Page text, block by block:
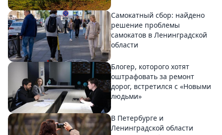
Самокатный сбор: найдено
решение проблемы
самокатов в Ленинградской
области
Блогер, которого хотят
оштрафовать за ремонт
дорог, встретился с «Новыми
людьми»
В Петербурге и
Ленинградской области